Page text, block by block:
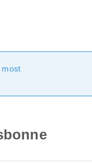
most